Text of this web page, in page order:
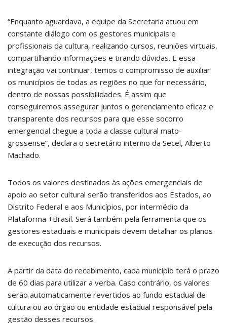
“Enquanto aguardava, a equipe da Secretaria atuou em
constante diálogo com os gestores municipais e
profissionais da cultura, realizando cursos, reuniões virtuais,
compartilhando informações e tirando dúvidas. E essa
integração vai continuar, temos o compromisso de auxiliar
os municípios de todas as regiões no que for necessário,
dentro de nossas possibilidades. É assim que
conseguiremos assegurar juntos o gerenciamento eficaz e
transparente dos recursos para que esse socorro
emergencial chegue a toda a classe cultural mato-
grossense”, declara o secretário interino da Secel, Alberto
Machado.
Todos os valores destinados às ações emergenciais de
apoio ao setor cultural serão transferidos aos Estados, ao
Distrito Federal e aos Municípios, por intermédio da
Plataforma +Brasil. Será também pela ferramenta que os
gestores estaduais e municipais devem detalhar os planos
de execução dos recursos.
A partir da data do recebimento, cada município terá o prazo
de 60 dias para utilizar a verba. Caso contrário, os valores
serão automaticamente revertidos ao fundo estadual de
cultura ou ao órgão ou entidade estadual responsável pela
gestão desses recursos.